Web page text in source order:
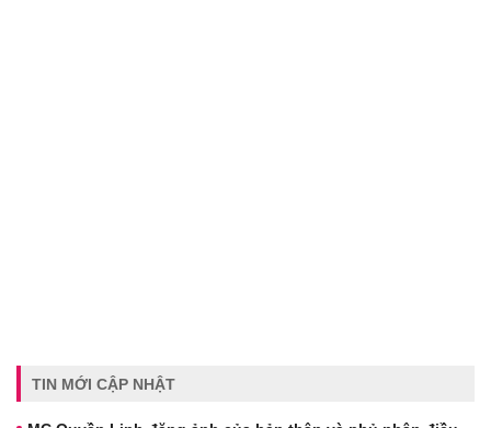
TIN MỚI CẬP NHẬT